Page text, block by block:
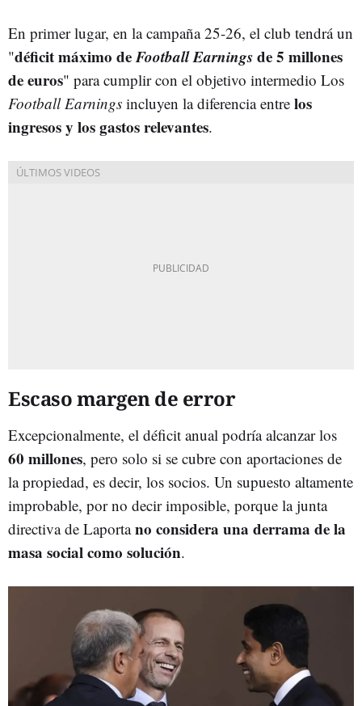
En primer lugar, en la campaña 25-26, el club tendrá un
"déficit máximo deFootball Earningsde 5 millones
de euros" para cumplir con el objetivo intermedio Los
Football Earnings incluyen la diferencia entre los
ingresos y los gastos relevantes.
Escaso margen de error
Excepcionalmente, el déficit anual podría alcanzar los
60 millones, pero solo si se cubre con aportaciones de
la propiedad, es decir, los socios. Un supuesto altamente
improbable, por no decir imposible, porque la junta
directiva de Laportano considera una derrama de la
masa social como solución.